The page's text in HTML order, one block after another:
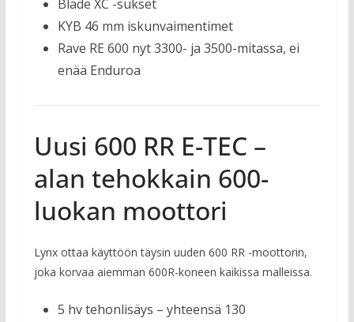
Blade XC -sukset
KYB 46 mm iskunvaimentimet
Rave RE 600 nyt 3300- ja 3500-mitassa, ei
enää Enduroa
Uusi 600 RR E-TEC –
alan tehokkain 600-
luokan moottori
Lynx ottaa käyttöön täysin uuden 600 RR -moottorin,
joka korvaa aiemman 600R-koneen kaikissa malleissa.
5 hv tehonlisäys – yhteensä 130